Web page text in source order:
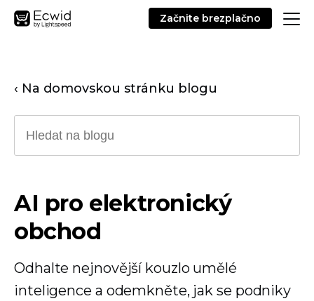
Začnite brezplačno
‹ Na domovskou stránku blogu
AI pro elektronický
obchod
Odhalte nejnovější kouzlo umělé
inteligence a odemkněte, jak se podniky